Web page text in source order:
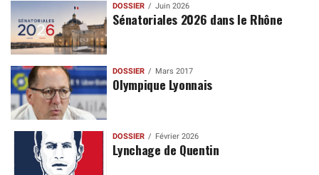
DOSSIER Juin 2026
Sénatoriales 2026 dans le Rhône
DOSSIER Mars 2017
Olympique Lyonnais
DOSSIER Février 2026
Lynchage de Quentin